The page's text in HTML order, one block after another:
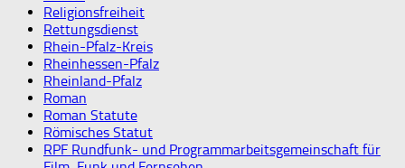
Religionsfreiheit
Rettungsdienst
Rhein-Pfalz-Kreis
Rheinhessen-Pfalz
Rheinland-Pfalz
Roman
Roman Statute
Römisches Statut
RPF Rundfunk- und Programmarbeitsgemeinschaft für